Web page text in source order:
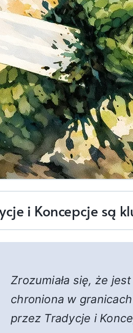
i Koncepcje są
Zrozumiała się, że
chroniona w
przez Tradycje i